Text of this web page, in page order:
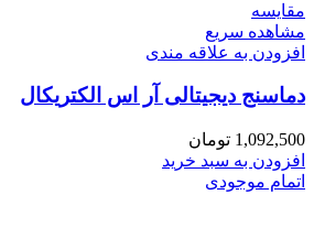
مقایسه
مشاهده سریع
افزودن به علاقه مندی
دماسنج دیجیتالی آر اس الکتریکال
1,092,500 تومان
افزودن به سبد خرید
اتمام موجودی